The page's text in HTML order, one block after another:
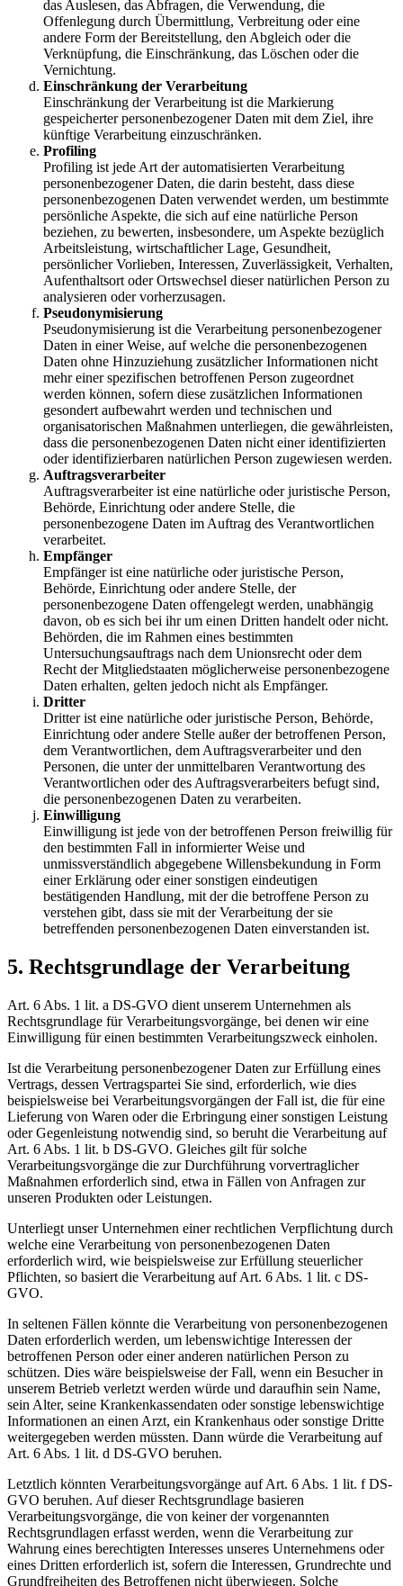
das Auslesen, das Abfragen, die Verwendung, die
Offenlegung durch Übermittlung, Verbreitung oder eine
andere Form der Bereitstellung, den Abgleich oder die
Verknüpfung, die Einschränkung, das Löschen oder die
Vernichtung.
Einschränkung der Verarbeitung
Einschränkung der Verarbeitung ist die Markierung
gespeicherter personenbezogener Daten mit dem Ziel, ihre
künftige Verarbeitung einzuschränken.
Profiling
Profiling ist jede Art der automatisierten Verarbeitung
personenbezogener Daten, die darin besteht, dass diese
personenbezogenen Daten verwendet werden, um bestimmte
persönliche Aspekte, die sich auf eine natürliche Person
beziehen, zu bewerten, insbesondere, um Aspekte bezüglich
Arbeitsleistung, wirtschaftlicher Lage, Gesundheit,
persönlicher Vorlieben, Interessen, Zuverlässigkeit, Verhalten,
Aufenthaltsort oder Ortswechsel dieser natürlichen Person zu
analysieren oder vorherzusagen.
Pseudonymisierung
Pseudonymisierung ist die Verarbeitung personenbezogener
Daten in einer Weise, auf welche die personenbezogenen
Daten ohne Hinzuziehung zusätzlicher Informationen nicht
mehr einer spezifischen betroffenen Person zugeordnet
werden können, sofern diese zusätzlichen Informationen
gesondert aufbewahrt werden und technischen und
organisatorischen Maßnahmen unterliegen, die gewährleisten,
dass die personenbezogenen Daten nicht einer identifizierten
oder identifizierbaren natürlichen Person zugewiesen werden.
Auftragsverarbeiter
Auftragsverarbeiter ist eine natürliche oder juristische Person,
Behörde, Einrichtung oder andere Stelle, die
personenbezogene Daten im Auftrag des Verantwortlichen
verarbeitet.
Empfänger
Empfänger ist eine natürliche oder juristische Person,
Behörde, Einrichtung oder andere Stelle, der
personenbezogene Daten offengelegt werden, unabhängig
davon, ob es sich bei ihr um einen Dritten handelt oder nicht.
Behörden, die im Rahmen eines bestimmten
Untersuchungsauftrags nach dem Unionsrecht oder dem
Recht der Mitgliedstaaten möglicherweise personenbezogene
Daten erhalten, gelten jedoch nicht als Empfänger.
Dritter
Dritter ist eine natürliche oder juristische Person, Behörde,
Einrichtung oder andere Stelle außer der betroffenen Person,
dem Verantwortlichen, dem Auftragsverarbeiter und den
Personen, die unter der unmittelbaren Verantwortung des
Verantwortlichen oder des Auftragsverarbeiters befugt sind,
die personenbezogenen Daten zu verarbeiten.
Einwilligung
Einwilligung ist jede von der betroffenen Person freiwillig für
den bestimmten Fall in informierter Weise und
unmissverständlich abgegebene Willensbekundung in Form
einer Erklärung oder einer sonstigen eindeutigen
bestätigenden Handlung, mit der die betroffene Person zu
verstehen gibt, dass sie mit der Verarbeitung der sie
betreffenden personenbezogenen Daten einverstanden ist.
5. Rechtsgrundlage der Verarbeitung
Art. 6 Abs. 1 lit. a DS-GVO dient unserem Unternehmen als
Rechtsgrundlage für Verarbeitungsvorgänge, bei denen wir eine
Einwilligung für einen bestimmten Verarbeitungszweck einholen.
Ist die Verarbeitung personenbezogener Daten zur Erfüllung eines
Vertrags, dessen Vertragspartei Sie sind, erforderlich, wie dies
beispielsweise bei Verarbeitungsvorgängen der Fall ist, die für eine
Lieferung von Waren oder die Erbringung einer sonstigen Leistung
oder Gegenleistung notwendig sind, so beruht die Verarbeitung auf
Art. 6 Abs. 1 lit. b DS-GVO. Gleiches gilt für solche
Verarbeitungsvorgänge die zur Durchführung vorvertraglicher
Maßnahmen erforderlich sind, etwa in Fällen von Anfragen zur
unseren Produkten oder Leistungen.
Unterliegt unser Unternehmen einer rechtlichen Verpflichtung durch
welche eine Verarbeitung von personenbezogenen Daten
erforderlich wird, wie beispielsweise zur Erfüllung steuerlicher
Pflichten, so basiert die Verarbeitung auf Art. 6 Abs. 1 lit. c DS-
GVO.
In seltenen Fällen könnte die Verarbeitung von personenbezogenen
Daten erforderlich werden, um lebenswichtige Interessen der
betroffenen Person oder einer anderen natürlichen Person zu
schützen. Dies wäre beispielsweise der Fall, wenn ein Besucher in
unserem Betrieb verletzt werden würde und daraufhin sein Name,
sein Alter, seine Krankenkassendaten oder sonstige lebenswichtige
Informationen an einen Arzt, ein Krankenhaus oder sonstige Dritte
weitergegeben werden müssten. Dann würde die Verarbeitung auf
Art. 6 Abs. 1 lit. d DS-GVO beruhen.
Letztlich könnten Verarbeitungsvorgänge auf Art. 6 Abs. 1 lit. f DS-
GVO beruhen. Auf dieser Rechtsgrundlage basieren
Verarbeitungsvorgänge, die von keiner der vorgenannten
Rechtsgrundlagen erfasst werden, wenn die Verarbeitung zur
Wahrung eines berechtigten Interesses unseres Unternehmens oder
eines Dritten erforderlich ist, sofern die Interessen, Grundrechte und
Grundfreiheiten des Betroffenen nicht überwiegen. Solche